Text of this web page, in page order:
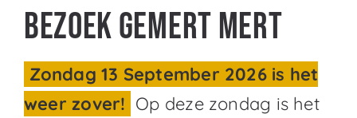
Bezoek Gemert Mert
Zondag 13 September 2026 is het
weer zover! Op deze zondag is het